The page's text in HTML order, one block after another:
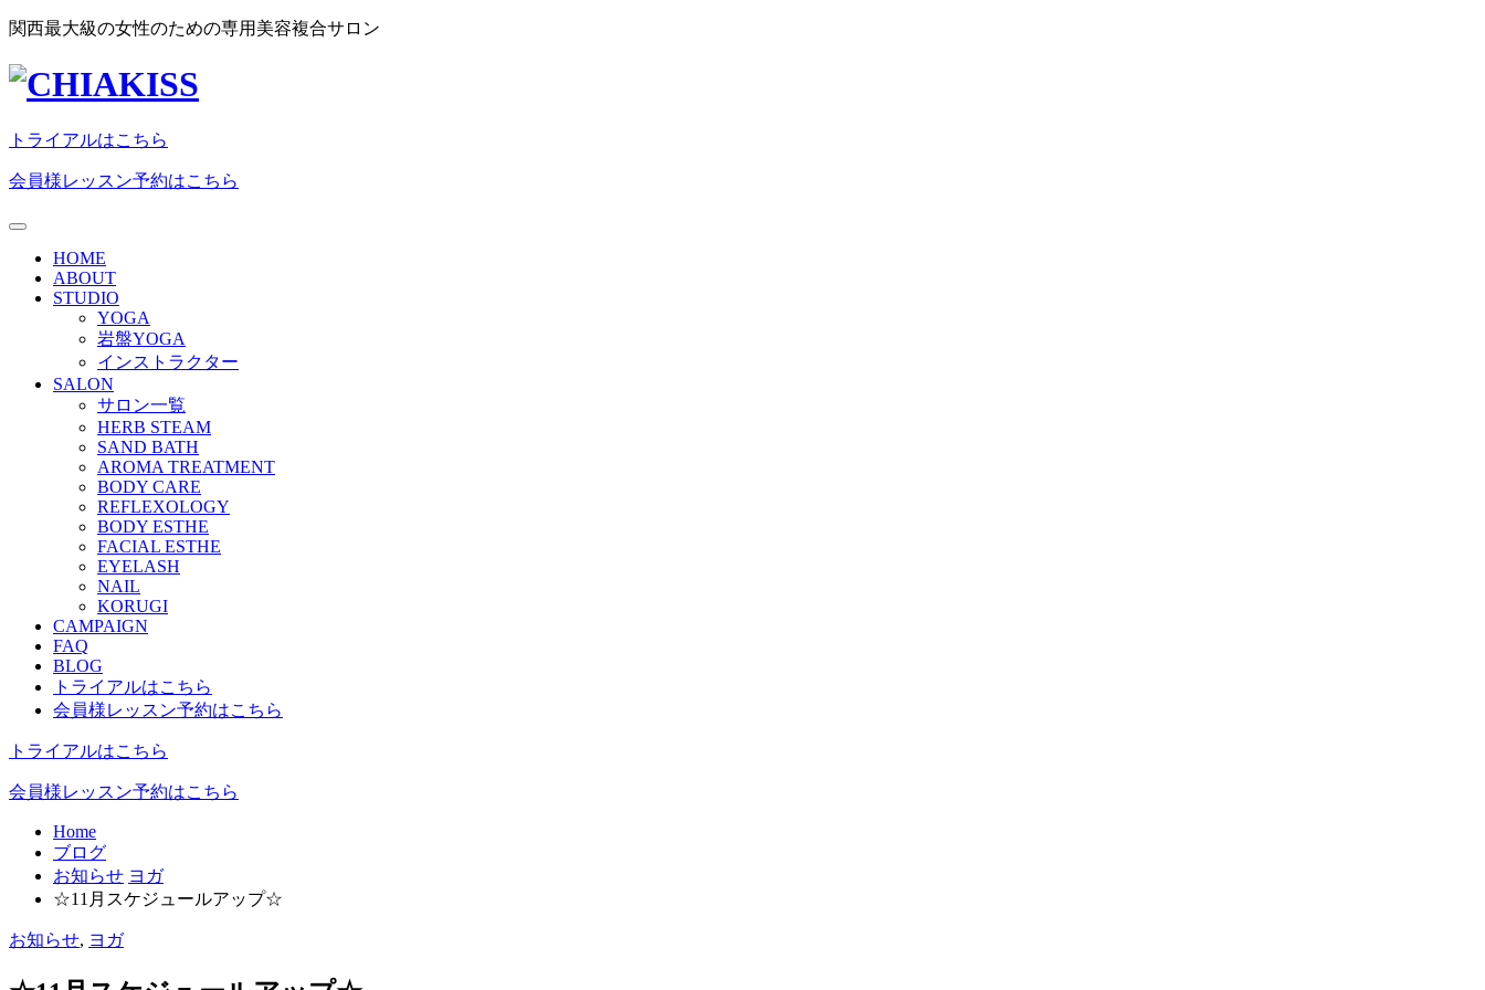
関西最大級の女性のための専用美容複合サロン
トライアルはこちら
会員様レッスン予約はこちら
HOME
ABOUT
STUDIO
YOGA
岩盤YOGA
インストラクター
SALON
サロン一覧
HERB STEAM
SAND BATH
AROMA TREATMENT
BODY CARE
REFLEXOLOGY
BODY ESTHE
FACIAL ESTHE
EYELASH
NAIL
KORUGI
CAMPAIGN
FAQ
BLOG
トライアルはこちら
会員様レッスン予約はこちら
トライアルはこちら
会員様レッスン予約はこちら
Home
ブログ
お知らせ ヨガ
☆11月スケジュールアップ☆
お知らせ, ヨガ